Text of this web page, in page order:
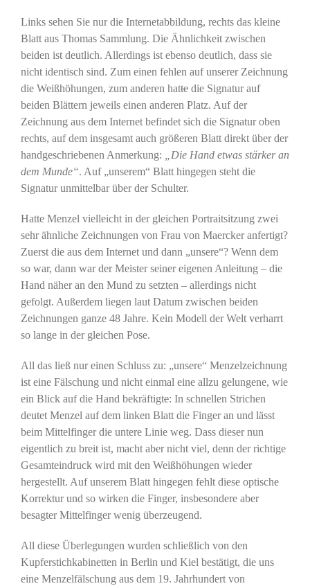
Links sehen Sie nur die Internetabbildung, rechts das kleine
Blatt aus Thomas Sammlung. Die Ähnlichkeit zwischen
beiden ist deutlich. Allerdings ist ebenso deutlich, dass sie
nicht identisch sind. Zum einen fehlen auf unserer Zeichnung
die Weißhöhungen, zum anderen hattedie Signatur auf
beiden Blättern jeweils einen anderen Platz. Auf der
Zeichnung aus dem Internet befindet sich die Signatur oben
rechts, auf dem insgesamt auch größeren Blatt direkt über der
handgeschriebenen Anmerkung: „Die Hand etwas stärker an
dem Munde“. Auf „unserem“ Blatt hingegen steht die
Signatur unmittelbar über der Schulter.
Hatte Menzel vielleicht in der gleichen Portraitsitzung zwei
sehr ähnliche Zeichnungen von Frau von Maercker anfertigt?
Zuerst die aus dem Internet und dann „unsere“? Wenn dem
so war, dann war der Meister seiner eigenen Anleitung – die
Hand näher an den Mund zu setzten – allerdings nicht
gefolgt. Außerdem liegen laut Datum zwischen beiden
Zeichnungen ganze 48 Jahre. Kein Modell der Welt verharrt
so lange in der gleichen Pose.
All das ließ nur einen Schluss zu: „unsere“ Menzelzeichnung
ist eine Fälschung und nicht einmal eine allzu gelungene, wie
ein Blick auf die Hand bekräftigte: In schnellen Strichen
deutet Menzel auf dem linken Blatt die Finger an und lässt
beim Mittelfinger die untere Linie weg. Dass dieser nun
eigentlich zu breit ist, macht aber nicht viel, denn der richtige
Gesamteindruck wird mit den Weißhöhungen wieder
hergestellt. Auf unserem Blatt hingegen fehlt diese optische
Korrektur und so wirken die Finger, insbesondere aber
besagter Mittelfinger wenig überzeugend.
All diese Überlegungen wurden schließlich von den
Kupferstichkabinetten in Berlin und Kiel bestätigt, die uns
eine Menzelfälschung aus dem 19. Jahrhundert von